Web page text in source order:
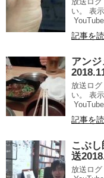
い。 表
記事を
アン
放送ロ
い。 表
記事を
こぶ
送
放送ログ